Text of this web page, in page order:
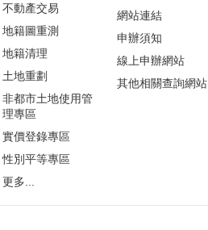
不動產交易
地籍圖重測
地籍清理
土地重劃
非都市土地使用管
理專區
實價登錄專區
性別平等專區
更多...
網站連結
申辦須知
線上申辦網站
其他相關查詢網站